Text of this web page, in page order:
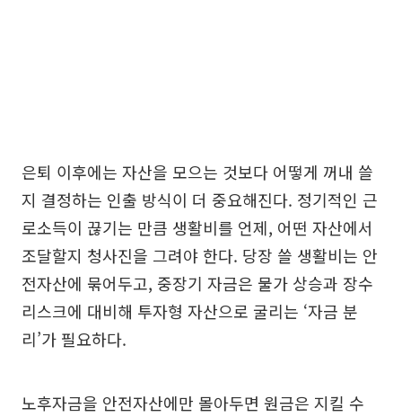
은퇴 이후에는 자산을 모으는 것보다 어떻게 꺼내 쓸
지 결정하는 인출 방식이 더 중요해진다. 정기적인 근
로소득이 끊기는 만큼 생활비를 언제, 어떤 자산에서
조달할지 청사진을 그려야 한다. 당장 쓸 생활비는 안
전자산에 묶어두고, 중장기 자금은 물가 상승과 장수
리스크에 대비해 투자형 자산으로 굴리는 ‘자금 분
리’가 필요하다.
노후자금을 안전자산에만 몰아두면 원금은 지킬 수